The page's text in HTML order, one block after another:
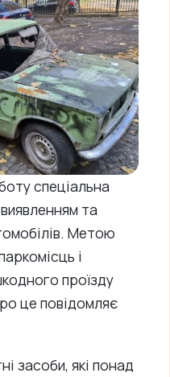
спеціальна
та
Метою
і
проїзду
це повідомляє
засоби, які понад